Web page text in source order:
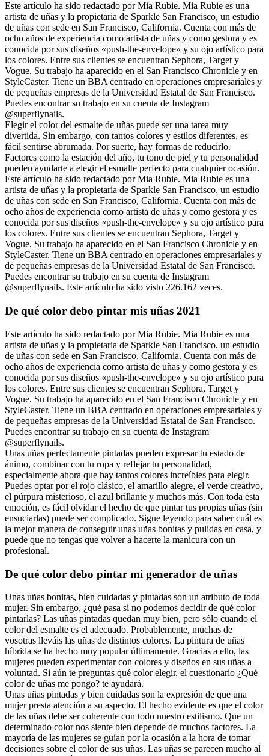
Este artículo ha sido redactado por Mia Rubie. Mia Rubie es una
artista de uñas y la propietaria de Sparkle San Francisco, un estudio
de uñas con sede en San Francisco, California. Cuenta con más de
ocho años de experiencia como artista de uñas y como gestora y es
conocida por sus diseños «push-the-envelope» y su ojo artístico para
los colores. Entre sus clientes se encuentran Sephora, Target y
Vogue. Su trabajo ha aparecido en el San Francisco Chronicle y en
StyleCaster. Tiene un BBA centrado en operaciones empresariales y
de pequeñas empresas de la Universidad Estatal de San Francisco.
Puedes encontrar su trabajo en su cuenta de Instagram
@superflynails.
Elegir el color del esmalte de uñas puede ser una tarea muy
divertida. Sin embargo, con tantos colores y estilos diferentes, es
fácil sentirse abrumada. Por suerte, hay formas de reducirlo.
Factores como la estación del año, tu tono de piel y tu personalidad
pueden ayudarte a elegir el esmalte perfecto para cualquier ocasión.
Este artículo ha sido redactado por Mia Rubie. Mia Rubie es una
artista de uñas y la propietaria de Sparkle San Francisco, un estudio
de uñas con sede en San Francisco, California. Cuenta con más de
ocho años de experiencia como artista de uñas y como gestora y es
conocida por sus diseños «push-the-envelope» y su ojo artístico para
los colores. Entre sus clientes se encuentran Sephora, Target y
Vogue. Su trabajo ha aparecido en el San Francisco Chronicle y en
StyleCaster. Tiene un BBA centrado en operaciones empresariales y
de pequeñas empresas de la Universidad Estatal de San Francisco.
Puedes encontrar su trabajo en su cuenta de Instagram
@superflynails. Este artículo ha sido visto 226.162 veces.
De qué color debo pintar mis uñas 2021
Este artículo ha sido redactado por Mia Rubie. Mia Rubie es una
artista de uñas y la propietaria de Sparkle San Francisco, un estudio
de uñas con sede en San Francisco, California. Cuenta con más de
ocho años de experiencia como artista de uñas y como gestora y es
conocida por sus diseños «push-the-envelope» y su ojo artístico para
los colores. Entre sus clientes se encuentran Sephora, Target y
Vogue. Su trabajo ha aparecido en el San Francisco Chronicle y en
StyleCaster. Tiene un BBA centrado en operaciones empresariales y
de pequeñas empresas de la Universidad Estatal de San Francisco.
Puedes encontrar su trabajo en su cuenta de Instagram
@superflynails.
Unas uñas perfectamente pintadas pueden expresar tu estado de
ánimo, combinar con tu ropa y reflejar tu personalidad,
especialmente ahora que hay tantos colores increíbles para elegir.
Puedes optar por el rojo clásico, el amarillo alegre, el verde creativo,
el púrpura misterioso, el azul brillante y muchos más. Con toda esta
emoción, es fácil olvidar el hecho de que pintar tus propias uñas (sin
ensuciarlas) puede ser complicado. Sigue leyendo para saber cuál es
la mejor manera de conseguir unas uñas bonitas y pulidas en casa, y
puede que no tengas que volver a hacerte la manicura con un
profesional.
De qué color debo pintar mi generador de uñas
Unas uñas bonitas, bien cuidadas y pintadas son un atributo de toda
mujer. Sin embargo, ¿qué pasa si no podemos decidir de qué color
pintarlas? Las uñas pintadas quedan muy bien, pero sólo cuando el
color del esmalte es el adecuado. Probablemente, muchas de
vosotras lleváis las uñas de distintos colores. La pintura de uñas
híbrida se ha hecho muy popular últimamente. Gracias a ello, las
mujeres pueden experimentar con colores y diseños en sus uñas a
voluntad. Si aún te preguntas qué color elegir, el cuestionario ¿Qué
color de uñas me pongo? te ayudará.
Unas uñas pintadas y bien cuidadas son la expresión de que una
mujer presta atención a su aspecto. El hecho evidente es que el color
de las uñas debe ser coherente con todo nuestro estilismo. Que un
determinado color nos siente bien depende de muchos factores. La
mayoría de las mujeres se guían por la ocasión a la hora de tomar
decisiones sobre el color de sus uñas. Las uñas se parecen mucho al